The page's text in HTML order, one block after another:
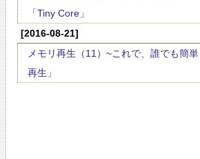
「Tiny Core」
[2016-08-21]
メモリ再生（11）~これで、誰でも簡単
再生」